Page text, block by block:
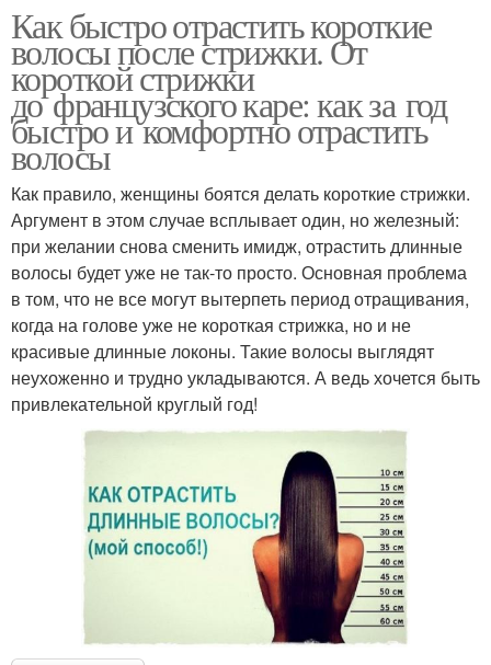
Как быстро отрастить короткие
волосы после стрижки. От
короткой стрижки
до французского каре: как за год
быстро и комфортно отрастить
волосы
Как правило, женщины боятся делать короткие стрижки.
Аргумент в этом случае всплывает один, но железный:
при желании снова сменить имидж, отрастить длинные
волосы будет уже не так-то просто. Основная проблема
в том, что не все могут вытерпеть период отращивания,
когда на голове уже не короткая стрижка, но и не
красивые длинные локоны. Такие волосы выглядят
неухоженно и трудно укладываются. А ведь хочется быть
привлекательной круглый год!